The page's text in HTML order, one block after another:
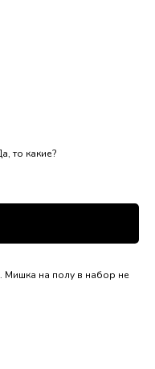
то какие?
Мишка на полу в набор не